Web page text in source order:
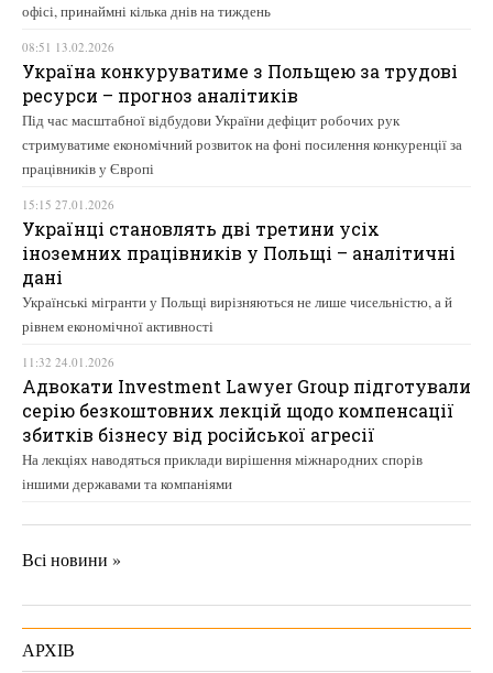
офісі, принаймні кілька днів на тиждень
08:51 13.02.2026
Україна конкуруватиме з Польщею за трудові
ресурси – прогноз аналітиків
Під час масштабної відбудови України дефіцит робочих рук
стримуватиме економічний розвиток на фоні посилення конкуренції за
працівників у Європі
15:15 27.01.2026
Українці становлять дві третини усіх
іноземних працівників у Польщі – аналітичні
дані
Українські мігранти у Польщі вирізняються не лише чисельністю, а й
рівнем економічної активності
11:32 24.01.2026
Адвокати Investment Lawyer Group підготували
серію безкоштовних лекцій щодо компенсації
збитків бізнесу від російської агресії
На лекціях наводяться приклади вирішення міжнародних спорів
іншими державами та компаніями
Всі новини »
АРХІВ